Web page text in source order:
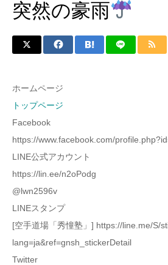
突然の豪雨
ホームページ
トップページ
Facebook
https://www.facebook.com/
LINE公式アカウント
https://lin.ee/n2oPodg
@lwn2596v
LINEスタンプ
[空手道場「秀憧塾」] https://line.me/S/
lang=ja&ref=gnsh_stickerDetail
Twitter